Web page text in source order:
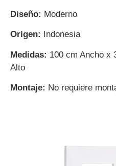
Diseño: Moderno
Origen: Indonesia
Medidas: 100 cm Ancho x
Alto
Montaje: No requiere